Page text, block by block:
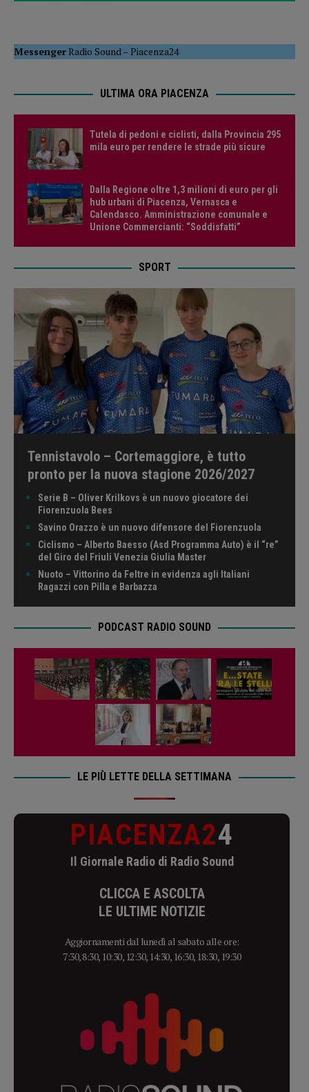
MessengerRadio Sound–Piacenza24
ULTIMA ORA PIACENZA
Tutela di pedoni e ciclisti, dalla Provincia 295
mila euro per rendere le strade più sicure
Dalla Regione oltre 1,3 milioni di euro per gli
hub urbani di Piacenza, Vernasca e
Calendasco. Amministrazione comunale e
Unione Commercianti: “Soddisfatti”
SPORT
Tennistavolo – Cortemaggiore, è tutto
pronto per la nuova stagione 2026/2027
Serie B – Oliver Krilkovs è un nuovo giocatore dei
Fiorenzuola Bees
Savino Orazzo è un nuovo difensore del Fiorenzuola
Ciclismo – Alberto Baesso (Asd Programma Auto) è il “re”
del Giro del Friuli Venezia Giulia Master
Nuoto – Vittorino da Feltre in evidenza agli Italiani
Ragazzi con Pilla e Barbazza
PODCAST RADIO SOUND
LE PIÙ LETTE DELLA SETTIMANA
PIACENZA24
Il Giornale Radio di Radio Sound
CLICCA E ASCOLTA
LE ULTIME NOTIZIE
Aggiornamenti dal lunedì al sabato alle ore:
7:30, 8:30, 10:30, 12:30, 14:30, 16:30, 18:30, 19:30